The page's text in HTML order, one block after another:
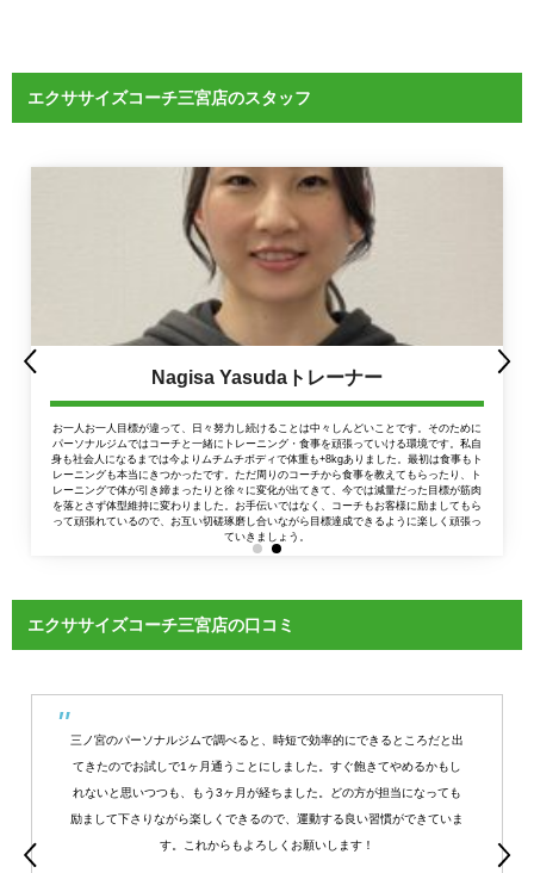
エクササイズコーチ三宮店のスタッフ
Nagisa Yasudaトレーナー
お一人お一人目標が違って、日々努力し続けることは中々しんどいことです。そのために
パーソナルジムではコーチと一緒にトレーニング・食事を頑張っていける環境です。私自
身も社会人になるまでは今よりムチムチボディで体重も+8kgありました。最初は食事もト
レーニングも本当にきつかったです。ただ周りのコーチから食事を教えてもらったり、ト
レーニングで体が引き締まったりと徐々に変化が出てきて、今では減量だった目標が筋肉
を落とさず体型維持に変わりました。お手伝いではなく、コーチもお客様に励ましてもら
って頑張れているので、お互い切磋琢磨し合いながら目標達成できるように楽しく頑張っ
ていきましょう。
エクササイズコーチ三宮店の口コミ
三ノ宮のパーソナルジムで調べると、時短で効率的にできるところだと出
てきたのでお試しで1ヶ月通うことにしました。すぐ飽きてやめるかもし
れないと思いつつも、もう3ヶ月が経ちました。どの方が担当になっても
励まして下さりながら楽しくできるので、運動する良い習慣ができていま
す。これからもよろしくお願いします！